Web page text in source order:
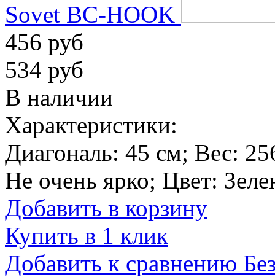
Sovet BC-HOOK
456 руб
534 руб
В наличии
Характеристики:
Диагональ: 45 см; Вес:
Не очень ярко; Цвет:
Добавить в корзину
Купить в 1 клик
Добавить к сравнению